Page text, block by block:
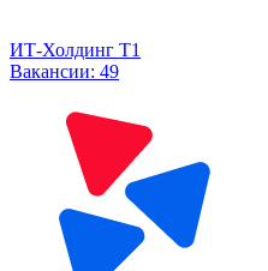
ИТ-Холдинг Т1
Вакансии: 49